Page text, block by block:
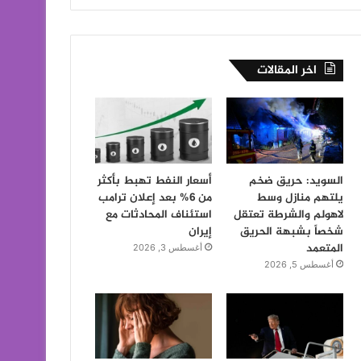
اخر المقالات
السويد: حريق ضخم
يلتهم منازل وسط
لاهولم والشرطة تعتقل
شخصاً بشبهة الحريق
المتعمد
أغسطس 5, 2026
أسعار النفط تهبط بأكثر
من 6% بعد إعلان ترامب
استئناف المحادثات مع
إيران
أغسطس 3, 2026